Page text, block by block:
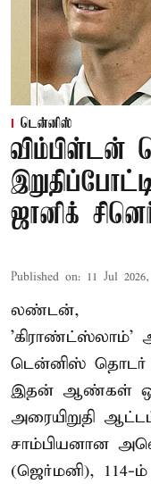
டென்னிஸ்
விம்பிள்டன்
ஜானிக்
Published on: 11 Jul
லண்டன்,
'கிராண்ட்ஸ்லாம்'
டென்னிஸ் தொடர்
இதன் ஆண்கள்
அரையிறுதி
சாம்பியனான
(ஜெர்மனி),